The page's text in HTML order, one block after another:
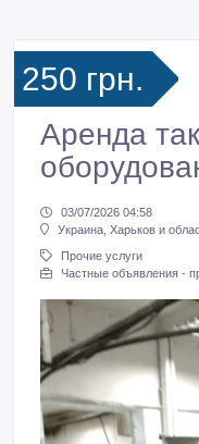
250 грн.
Аренда
03/07/2026 04:58
Украина, Харьков и
Прочие услуги
Частные объявления -